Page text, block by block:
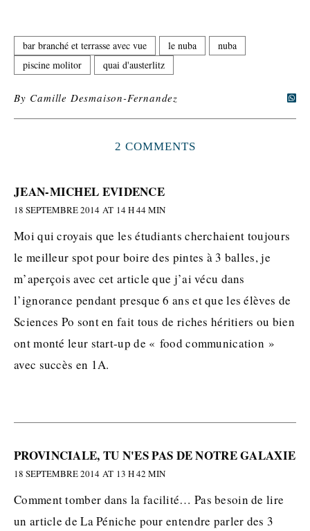
bar branché et terrasse avec vue le nuba
nuba
piscine molitor
quai d'austerlitz
By Camille Desmaison-Fernandez
2 COMMENTS
JEAN-MICHEL EVIDENCE
18 SEPTEMBRE 2014 AT 14 H 44 MIN
Moi qui croyais que les étudiants cherchaient toujours
le meilleur spot pour boire des pintes à 3 balles, je
m’aperçois avec cet article que j’ai vécu dans
l’ignorance pendant presque 6 ans et que les élèves de
Sciences Po sont en fait tous de riches héritiers ou bien
ont monté leur start-up de « food communication »
avec succès en 1A.
PROVINCIALE, TU N'ES PAS DE NOTRE GALAXIE
18 SEPTEMBRE 2014 AT 13 H 42 MIN
Comment tomber dans la facilité… Pas besoin de lire
un article de La Péniche pour entendre parler des 3